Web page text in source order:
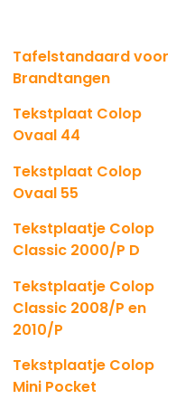
Tafelstandaard voor
Brandtangen
Tekstplaat Colop
Ovaal 44
Tekstplaat Colop
Ovaal 55
Tekstplaatje Colop
Classic 2000/P D
Tekstplaatje Colop
Classic 2008/P en
2010/P
Tekstplaatje Colop
Mini Pocket